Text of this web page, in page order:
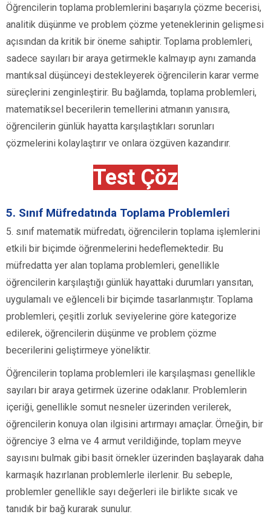
Öğrencilerin toplama problemlerini başarıyla çözme becerisi,
analitik düşünme ve problem çözme yeteneklerinin gelişmesi
açısından da kritik bir öneme sahiptir. Toplama problemleri,
sadece sayıları bir araya getirmekle kalmayıp aynı zamanda
mantıksal düşünceyi destekleyerek öğrencilerin karar verme
süreçlerini zenginleştirir. Bu bağlamda, toplama problemleri,
matematiksel becerilerin temellerini atmanın yanısıra,
öğrencilerin günlük hayatta karşılaştıkları sorunları
çözmelerini kolaylaştırır ve onlara özgüven kazandırır.
Test Çöz
5. Sınıf Müfredatında Toplama Problemleri
5. sınıf matematik müfredatı, öğrencilerin toplama işlemlerini
etkili bir biçimde öğrenmelerini hedeflemektedir. Bu
müfredatta yer alan toplama problemleri, genellikle
öğrencilerin karşılaştığı günlük hayattaki durumları yansıtan,
uygulamalı ve eğlenceli bir biçimde tasarlanmıştır. Toplama
problemleri, çeşitli zorluk seviyelerine göre kategorize
edilerek, öğrencilerin düşünme ve problem çözme
becerilerini geliştirmeye yöneliktir.
Öğrencilerin toplama problemleri ile karşılaşması genellikle
sayıları bir araya getirmek üzerine odaklanır. Problemlerin
içeriği, genellikle somut nesneler üzerinden verilerek,
öğrencilerin konuya olan ilgisini artırmayı amaçlar. Örneğin, bir
öğrenciye 3 elma ve 4 armut verildiğinde, toplam meyve
sayısını bulmak gibi basit örnekler üzerinden başlayarak daha
karmaşık hazırlanan problemlerle ilerlenir. Bu sebeple,
problemler genellikle sayı değerleri ile birlikte sıcak ve
tanıdık bir bağ kurarak sunulur.